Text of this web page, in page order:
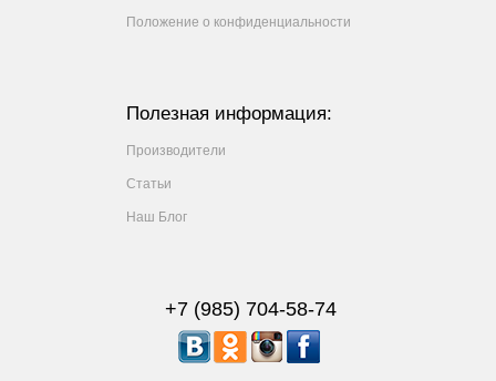
Положение о конфиденциальности
Полезная информация:
Производители
Статьи
Наш Блог
+7 (985) 704-58-74